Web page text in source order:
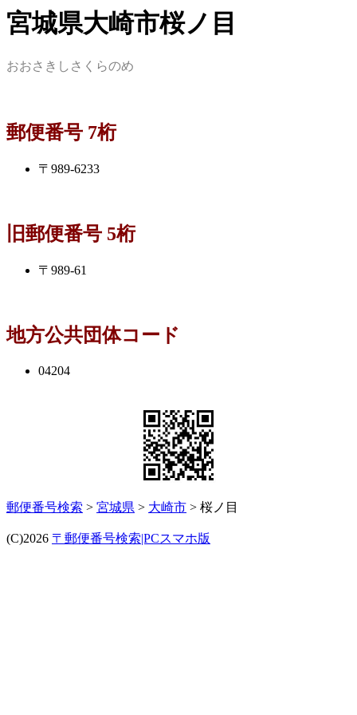
宮城県大崎市桜ノ目
おおさきしさくらのめ
郵便番号 7桁
〒989-6233
旧郵便番号 5桁
〒989-61
地方公共団体コード
04204
郵便番号検索 > 宮城県 > 大崎市 > 桜ノ目
(C)2026 〒郵便番号検索|PCスマホ版